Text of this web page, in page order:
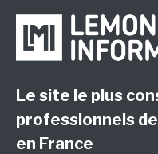
Le site le plus
professionnels de
en France